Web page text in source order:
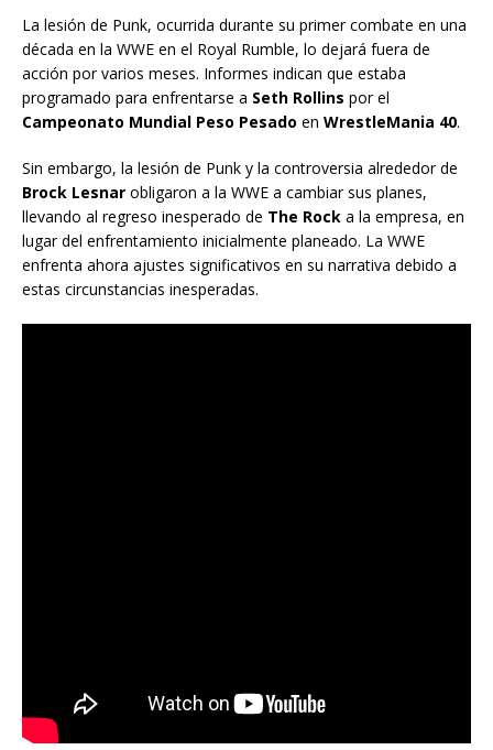
La lesión de Punk, ocurrida durante su primer combate en una
década en la WWE en el Royal Rumble, lo dejará fuera de
acción por varios meses. Informes indican que estaba
programado para enfrentarse a Seth Rollins por el
Campeonato Mundial Peso Pesado en WrestleMania 40.
Sin embargo, la lesión de Punk y la controversia alrededor de
Brock Lesnar obligaron a la WWE a cambiar sus planes,
llevando al regreso inesperado de The Rock a la empresa, en
lugar del enfrentamiento inicialmente planeado. La WWE
enfrenta ahora ajustes significativos en su narrativa debido a
estas circunstancias inesperadas.